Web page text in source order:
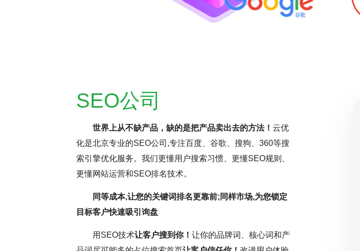
SEO公司
世界上从不缺产品，缺的是把产品卖出去的方法！云优
化是北京专业的SEO公司,专注百度、谷歌、搜狗、360等搜
索引擎优化服务。我们更懂用户搜索习惯、更懂SEO规则、
更懂网站运营和SEO排名技术。
同等成本,让您的关键词排名更靠前;同样市场,为您锁定
目标客户快速吸引询盘
用SEO技术让客户搜到你！让你的品牌词、核心词和产
，但云优化认为，这更多与网
受多因素影响，但正确思维和
搜索引擎规则，可提升网站转
助力网站取得更好效果。
SEO网站优化是一项持续且精细化的工作，而非一劳永
逸。它要求优化师密切关注行业动态，深入分析数据，并根
中，耐心和毅力是不可或缺的驱动力。只有持之以恒地投入
更为优异的搜索引擎排名。